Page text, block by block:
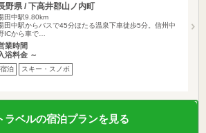
野県 / 下高井郡山ノ内町
田中駅9.80km
田中駅からバスで45分ほたる温泉下車徒歩5分。信州中
ICから車で…
業時間
浴料金 ～
宿泊 スキー・スノボ
ラベルの宿泊プランを見る